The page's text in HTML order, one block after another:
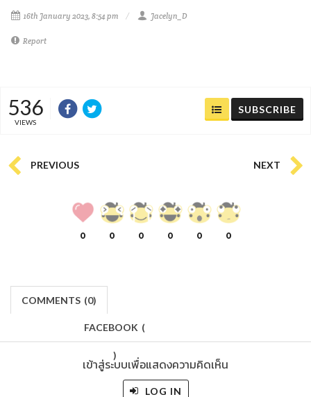
16th January 2023, 8:54 pm Jacelyn_D
Report
536
VIEWS
SUBSCRIBE
PREVIOUS NEXT
0 0 0 0 0 0
COMMENTS (0)
FACEBOOK (
)
เข้าสู่ระบบเพื่อแสดงความคิดเห็น
LOG IN